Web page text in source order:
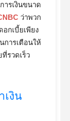
รเงินขนาด
ว่าพวก
กเบี้ยเพียง
ารเตือนให้
รวดเร็ว
เงิน